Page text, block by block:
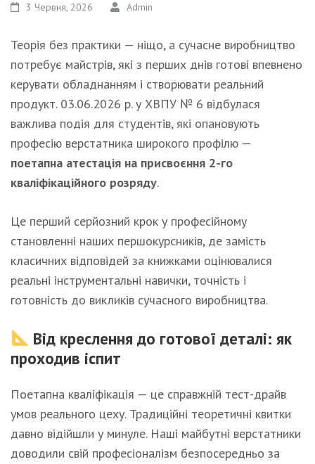
3 Червня, 2026 Admin
Теорія без практики — ніщо, а сучасне виробництво
потребує майстрів, які з перших днів готові впевнено
керувати обладнанням і створювати реальний
продукт. 03.06.2026 р. у ХВПУ № 6 відбулася
важлива подія для студентів, які опановують
професію верстатника широкого профілю —
поетапна атестація на присвоєння 2-го
кваліфікаційного розряду.
Це перший серйозний крок у професійному
становленні наших першокурсників, де замість
класичних відповідей за книжками оцінювалися
реальні інструментальні навички, точність і
готовність до викликів сучасного виробництва.
Від креслення до готової деталі: як
проходив іспит
Поетапна кваліфікація — це справжній тест-драйв
умов реального цеху. Традиційні теоретичні квитки
давно відійшли у минуле. Наші майбутні верстатники
доводили свій професіоналізм безпосередньо за